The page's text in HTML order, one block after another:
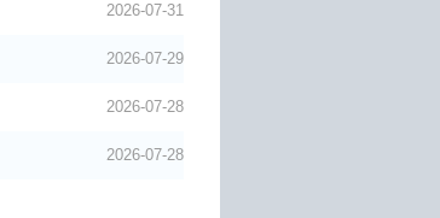
2026-07-31
2026-07-29
2026-07-28
2026-07-28